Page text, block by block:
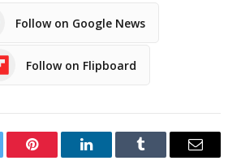
Follow on Google News
Follow on Flipboard
Pinterest LinkedInTumblr Email